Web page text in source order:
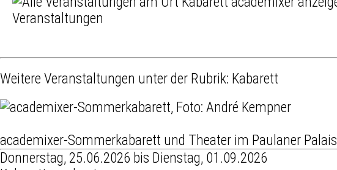
Veranstaltungen
Weitere Veranstaltungen unter der Rubrik: Kabarett
academixer-Sommerkabarett und Theater im Paulaner Palais
Donnerstag, 25.06.2026 bis Dienstag, 01.09.2026